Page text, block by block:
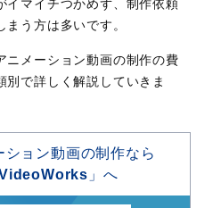
イマイチつかめず、制作依頼
う方は多いです。
ニメーション動画の制作の費
別で詳しく解説していきま
ョン動画の制作なら
」へ